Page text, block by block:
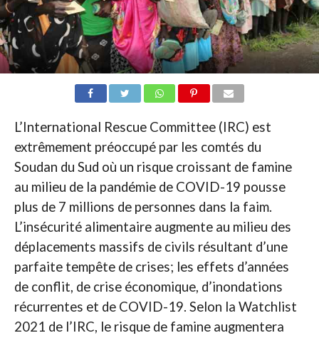
L’International Rescue Committee (IRC) est
extrêmement préoccupé par les comtés du
Soudan du Sud où un risque croissant de famine
au milieu de la pandémie de COVID-19 pousse
plus de 7 millions de personnes dans la faim.
L’insécurité alimentaire augmente au milieu des
déplacements massifs de civils résultant d’une
parfaite tempête de crises; les effets d’années
de conflit, de crise économique, d’inondations
récurrentes et de COVID-19. Selon la Watchlist
2021 de l’IRC, le risque de famine augmentera